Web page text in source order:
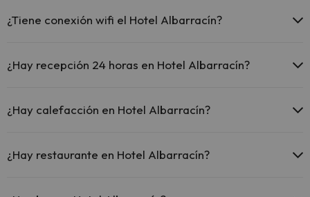
¿Tiene conexión wifi el Hotel Albarracín?
El Hotel Albarracín dispone de Wi-Fi.
¿Hay recepción 24 horas en Hotel Albarracín?
¿Hay calefacción en Hotel Albarracín?
¿Hay restaurante en Hotel Albarracín?